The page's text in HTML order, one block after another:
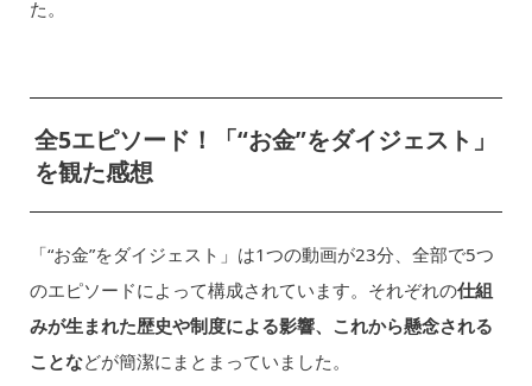
た。
全5エピソード！「“お金”をダイジェスト」
を観た感想
「“お金”をダイジェスト」は1つの動画が23分、全部で5つ
のエピソードによって構成されています。それぞれの仕組
みが生まれた歴史や制度による影響、これから懸念される
ことなどが簡潔にまとまっていました。